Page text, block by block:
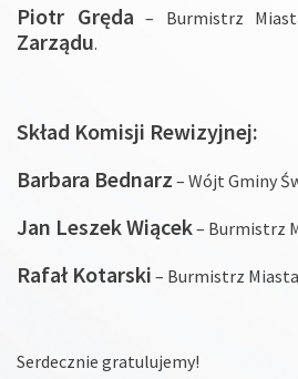
Piotr Gręda – Burmistrz
Zarządu.
Skład Komisji Rewizyjnej:
Barbara Bednarz – Wójt Gminy
Jan Leszek Wiącek– Burmistrz
Rafał Kotarski – Burmistrz
Serdecznie gratulujemy!